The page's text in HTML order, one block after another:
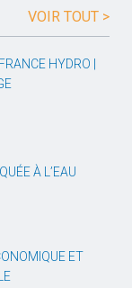
VOIR TOUT >
HYDRO |
À L’EAU
ET